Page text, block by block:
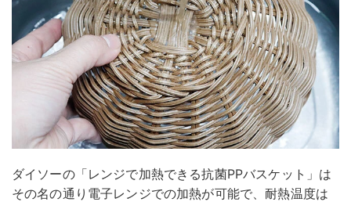
ダイソーの「レンジで加熱できる抗菌PPバスケット」は
その名の通り電子レンジでの加熱が可能で、耐熱温度は